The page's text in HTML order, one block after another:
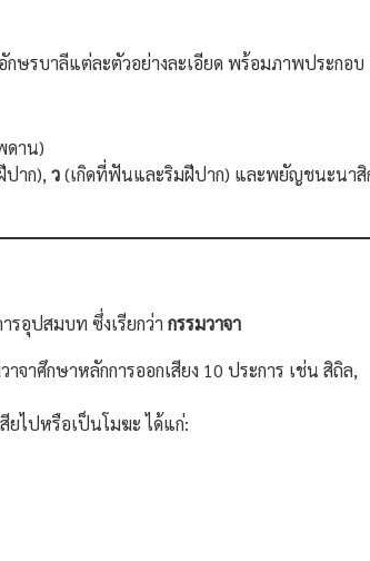
กษรบาลีแต่ละตัวอย่างละเอียด พร้อมภาพประกอบ
ดาน)
ปาก), ว(เกิดที่ฟันและริมฝีปาก) และพยัญชนะนาสิ
รอุปสมบท ซึ่งเรียกว่า กรรมวาจา
จาศึกษาหลักการออกเสียง 10 ประการ เช่น สิถิล,
ยไปหรือเป็นโมฆะ ได้แก่: